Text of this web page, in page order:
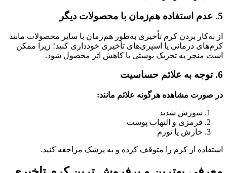
5. عدم استفاده هم‌زمان با محصولات دیگر
از به‌کار بردن کرم تأخیری به‌طور هم‌زمان با سایر محصولات مانند
کرم‌های درمانی یا اسپری‌های تأخیری خودداری کنید؛ زیرا ممکن
است منجر به تحریک پوستی یا کاهش اثر محصول شود.
6. توجه به علائم حساسیت
در صورت مشاهده هرگونه علائم مانند:
سوزش شدید
قرمزی و التهاب پوست
خارش یا تورم
استفاده از کرم را متوقف کرده و به پزشک مراجعه کنید.